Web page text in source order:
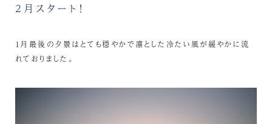
2月スタート！
1月最後の夕景はとても穏やかで凛とした冷たい風が緩やかに流
れておりました。